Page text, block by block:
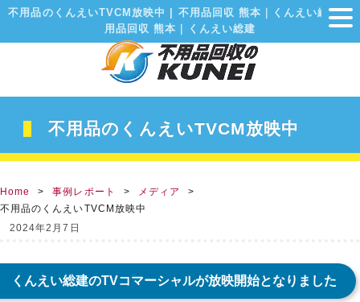
不用品のくんえいTVCM放映中 | 不用品回収 熊本｜くんえい総建不
用品回収 熊本｜くんえい総建
Home 事例レポート
メディア
不用品のくんえいTVCM放映中
不用品のくんえいTVCM放映中
2024年2月7日
くんえい総建のTVコマーシャルが放映開始となりました